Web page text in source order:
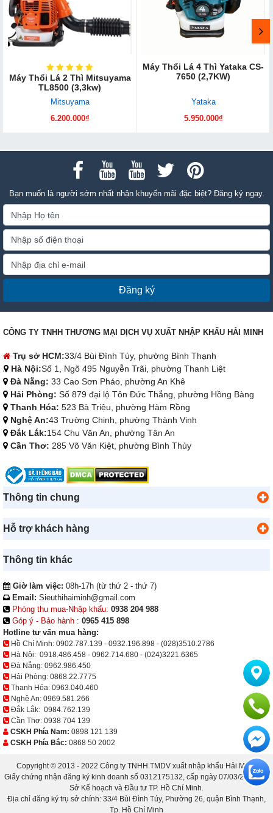
Máy Thổi Lá 2 Thì Mitsuyama
TL8500 (3,3kw)
Mitsuyama
6.200.000₫
Máy Thổi Lá 4 Thì Yataka CS-
7650 (2,7KW)
Yataka
5.950.000₫
Bạn muốn là người sớm nhất nhận khuyến mãi đặc biệt? Đăng ký ngay.
Đăng ký
CÔNG TY TNHH THƯƠNG MẠI DỊCH VỤ XUẤT NHẬP KHẨU HẢI MINH
Trụ sở HCM:33/4 Bùi Đình Túy, phường Bình Thạnh
Hà Nội:Số 1, Ngõ 495 Nguyễn Trãi, phường Thanh Liệt
Đà Nẵng: 33 Cao Sơn Pháo, phường An Khê
Hải Phòng: Số 879 đại lộ Tôn Đức Thắng, phường Hồng Bàng
Thanh Hóa: 523 Bà Triệu, phường Hàm Rồng
Nghệ An:43 Trường Chinh, phường Thành Vinh
Đắk Lắk:154 Chu Văn An, phường Tân An
Cần Thơ: 285 Võ Văn Kiệt, phường Bình Thủy
Thông tin chung
Hỗ trợ khách hàng
Thông tin khác
Giờ làm việc: 08h-17h (từ thứ 2 - thứ 7)
Email: Sieuthihaiminh@gmail.com
Phòng thu mua-Nhập khẩu: 0938 204 988
Góp ý - Bảo hành : 0965 415 898
Hotline tư vấn mua hàng:
Hồ Chí Minh: 0902.787.139 - 0932.196.898 - (028)3510.2786
Hà Nội: 0918.486.458 - 0962.714.680 - (024)3221.6365
Đà Nẵng: 0962.986.450
Hải Phòng: 0868.22.7775
Thanh Hóa: 0963.040.460
Nghệ An: 0969.581.266
Đắk Lắk: 0984.762.139
Cần Thơ: 0938 704 139
CSKH Phía Nam: 0898 121 139
CSKH Phía Bắc: 0868 50 2002
Copyright © 2013 - 2022 Công ty TNHH TMDV xuất nhập khẩu Hải Minh.
Giấy chứng nhận đăng ký kinh doanh số 0312175132, cấp ngày 07/03/2013 bởi
Sở Kế hoạch và Đầu tư TP. Hồ Chí Minh.
Địa chỉ đăng ký trụ sở chính: 33/4 Bùi Đình Túy, Phường 26, quận Bình Thạnh,
Tp. Hồ Chí Minh